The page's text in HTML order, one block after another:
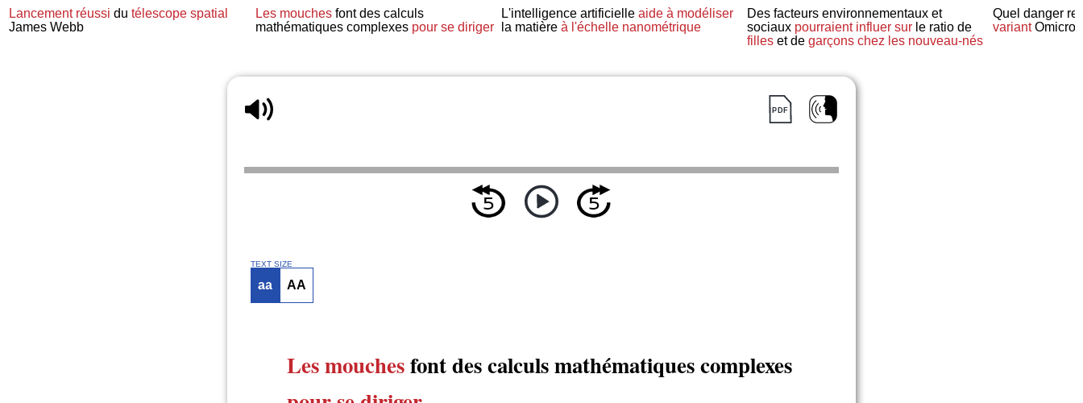
ADJUST COLORS
Lancement réussi dutélescope spatial
James Webb
Les mouchesfont des calculs
mathématiques complexes pour se diriger
L'intelligence artificielle aide à modéliser
la matière à l'échelle nanométrique
Des facteurs environnementaux et
sociaux pourraient influer surle ratio de
filleset de garçons chez les nouveau-nés
Quel danger
variant
TEXT SIZE
aa AA
Les mouchesfont des calculs mathématiques complexes